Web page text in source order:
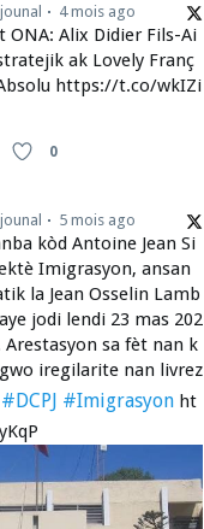
4 mois ago
ONA: Alix Didier Fils-Ai
ak Lovely Franç
https://t.co/wkIZi
0
5 mois ago
kòd Antoine Jean Si
Imigrasyon, ansan
la Jean Osselin Lamb
jodi lendi 23 mas 202
Arestasyon sa fèt nan k
iregilarite nan livrez
#DCPJ #Imigrasyonht